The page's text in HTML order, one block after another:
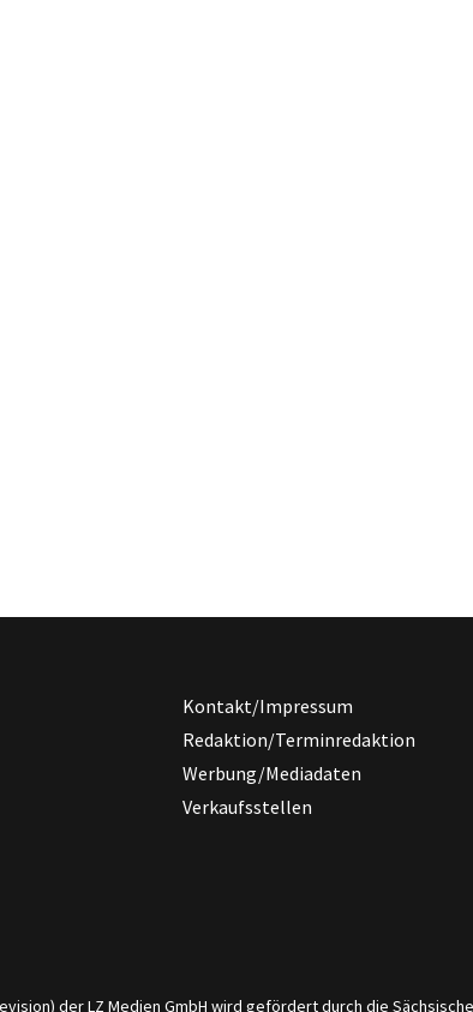
Kontakt/Impressum
Redaktion/Terminredaktion
Werbung/Mediadaten
Verkaufsstellen
der LZ Medien GmbH wird gefördert durch die